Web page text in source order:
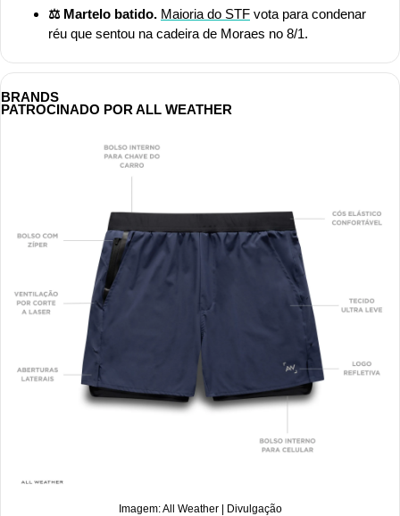
⚖️ Martelo batido. Maioria do STF vota para condenar
réu que sentou na cadeira de Moraes no 8/1.
BRANDS
PATROCINADO POR ALL WEATHER
Imagem: All Weather | Divulgação